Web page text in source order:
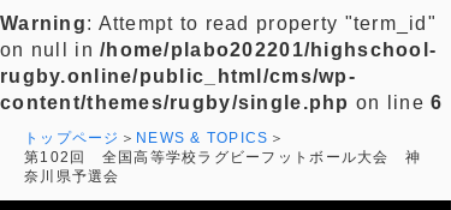
Warning: Attempt to read property "term_id"
on null in/home/plabo202201/highschool-
rugby.online/public_html/cms/wp-
content/themes/rugby/single.php on line6
トップページ
NEWS & TOPICS
第102回 全国高等学校ラグビーフットボール大会 神
奈川県予選会